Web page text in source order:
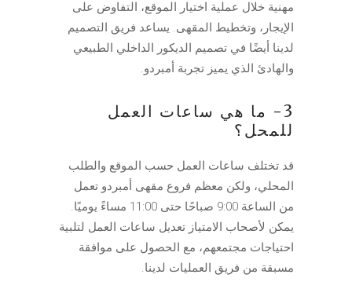
مهنية خلال عملية اختيار الموقع، التفاوض على
الإيجار، وتخطيط المقهى. يساعد فريق التصميم
لدينا أيضًا في تصميم الديكور الداخلي الطبيعي
والهادئ الذي يميز تجربة أمبردو.
3- ما هي ساعات العمل
للمحل؟
قد تختلف ساعات العمل حسب الموقع والطلب
المحلي، ولكن معظم فروع مقهى أمبردو تعمل
من الساعة 9:00 صباحًا حتى 11:00 مساءً يوميًا.
يمكن لأصحاب الامتياز تعديل ساعات العمل لتلبية
احتياجات مجتمعهم، مع الحصول على موافقة
مسبقة من فريق العمليات لدينا.